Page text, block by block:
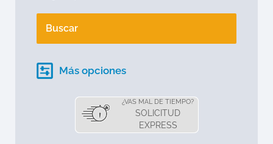
Buscar
Más opciones
¿VAS MAL DE TIEMPO?
SOLICITUD
EXPRESS